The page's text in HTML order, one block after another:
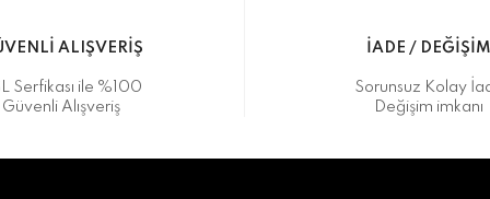
ALIŞVERİŞ
Serfikası ile %100
Güvenli Alışveriş
İADE / DEĞİŞİM
Sorunsuz Kolay
Değişim imkanı